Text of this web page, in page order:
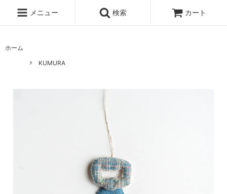
メニュー 検索 カート
ホーム
KUMURA